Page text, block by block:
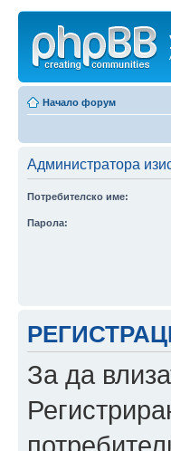
Начало форум
Администратора
Потребителско име:
Парола:
За да